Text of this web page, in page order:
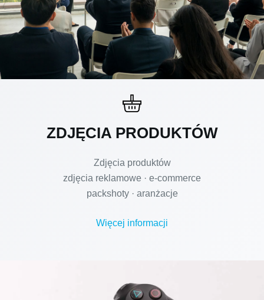
ZDJĘCIA PRODUKTÓW
Zdjęcia produktów
zdjęcia reklamowe · e-commerce
packshoty · aranżacje
Więcej informacji